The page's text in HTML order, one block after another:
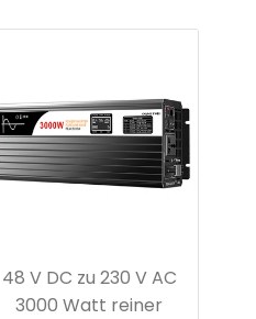
48 V DC zu 230 V AC
3000 Watt reiner